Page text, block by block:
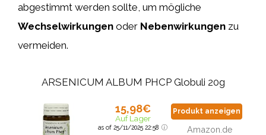
abgestimmt werden sollte, um mögliche
Wechselwirkungen oder Nebenwirkungen zu
vermeiden.
ARSENICUM ALBUM PHCP Globuli 20g
15,98€
Auf Lager
as of 25/11/2025 22:58
Produkt anzeigen
Amazon.de